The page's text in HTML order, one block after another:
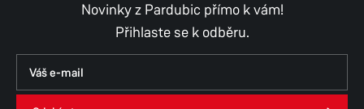
Novinky z Pardubic přímo k vám!
Přihlaste se k odběru.